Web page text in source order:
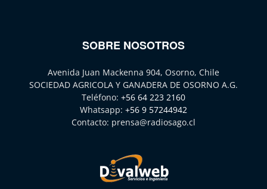
SOBRE NOSOTROS
Avenida Juan Mackenna 904, Osorno, Chile
SOCIEDAD AGRICOLA Y GANADERA DE OSORNO A.G.
Teléfono: +56 64 223 2160
Whatsapp: +56 9 57244942
Contacto: prensa@radiosago.cl